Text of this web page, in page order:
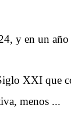
y en un
XXI que
menos ...